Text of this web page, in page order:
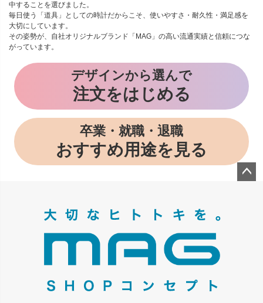
中することを選びました。
毎日使う「道具」としての時計だからこそ、使いやすさ・耐久性・満足感を
大切にしています。
その姿勢が、自社オリジナルブランド「MAG」の高い流通実績と信頼につな
がっています。
デザインから選んで
注文をはじめる
卒業・就職・退職
おすすめ用途を見る